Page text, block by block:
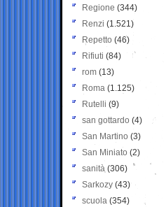
Regione (344)
Renzi (1.521)
Repetto (46)
Rifiuti (84)
rom (13)
Roma (1.125)
Rutelli (9)
san gottardo (4)
San Martino (3)
San Miniato (2)
sanità (306)
Sarkozy (43)
scuola (354)